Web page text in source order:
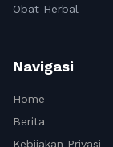
Obat Herbal
Navigasi
Home
Berita
Kebijakan Privasi